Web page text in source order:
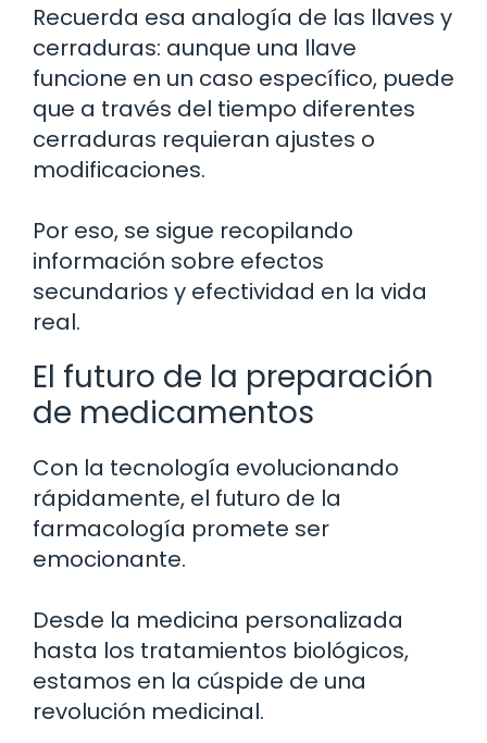
Recuerda esa analogía de las llaves y
cerraduras: aunque una llave
funcione en un caso específico, puede
que a través del tiempo diferentes
cerraduras requieran ajustes o
modificaciones.
Por eso, se sigue recopilando
información sobre efectos
secundarios y efectividad en la vida
real.
El futuro de la preparación
de medicamentos
Con la tecnología evolucionando
rápidamente, el futuro de la
farmacología promete ser
emocionante.
Desde la medicina personalizada
hasta los tratamientos biológicos,
estamos en la cúspide de una
revolución medicinal.